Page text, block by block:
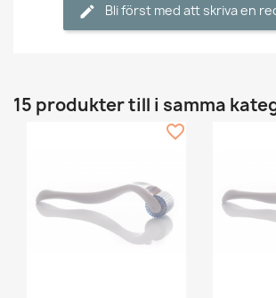
Bli först med att skriva en
15 produkter till i samma
favorite_border